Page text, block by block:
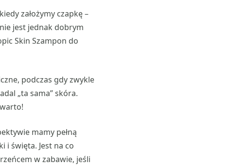
założymy czapkę –
jest jednak dobrym
Skin Szampon do
podczas gdy zwykle
„ta sama” skóra.
mamy pełną
i święta. Jest na co
w zabawie, jeśli